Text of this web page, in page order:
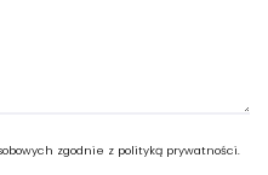
zgodnie z polityką prywatności.